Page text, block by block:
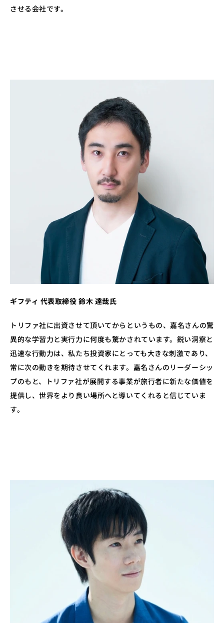
させる会社です。
ギフティ 代表取締役 鈴木 達哉氏
トリファ社に出資させて頂いてからというもの、嘉名さんの驚
異的な学習力と実行力に何度も驚かされています。鋭い洞察と
迅速な行動力は、私たち投資家にとっても大きな刺激であり、
常に次の動きを期待させてくれます。嘉名さんのリーダーシッ
プのもと、トリファ社が展開する事業が旅行者に新たな価値を
提供し、世界をより良い場所へと導いてくれると信じていま
す。